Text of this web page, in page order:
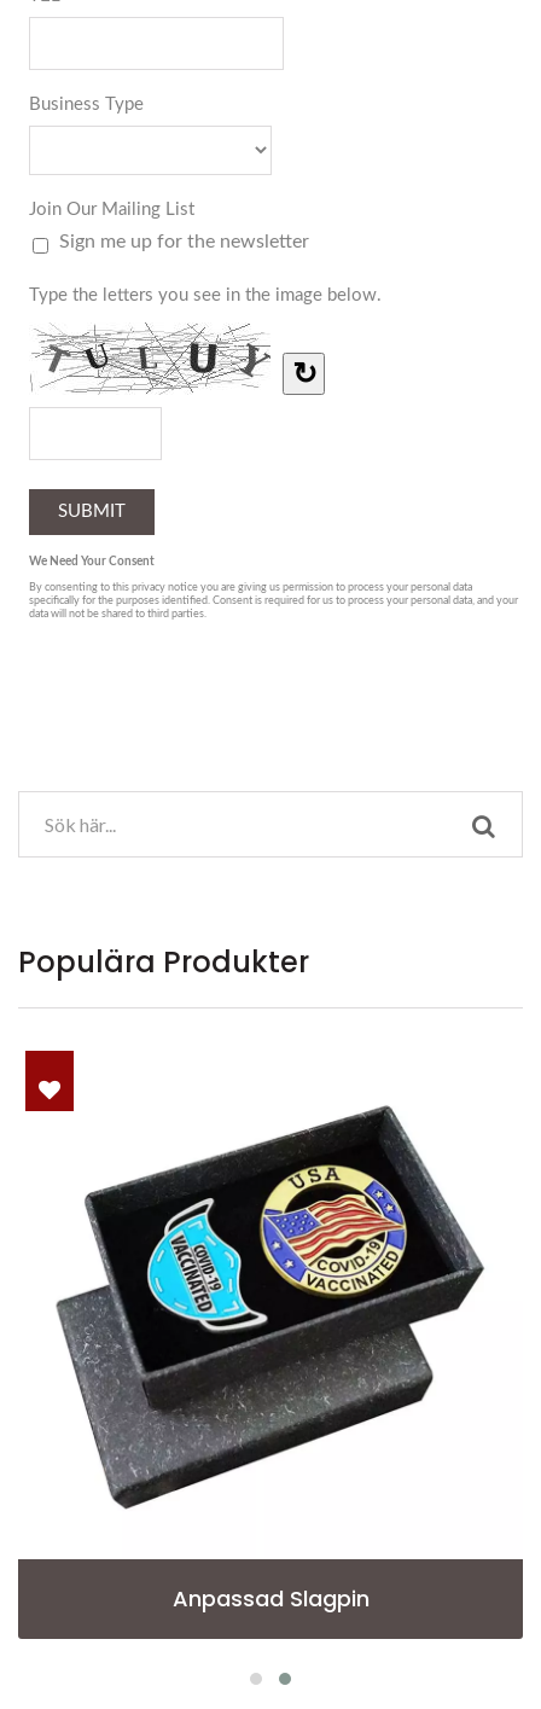
Populära Produkter
Anpassad Slagpin